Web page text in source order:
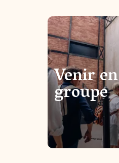
Venir en
groupe